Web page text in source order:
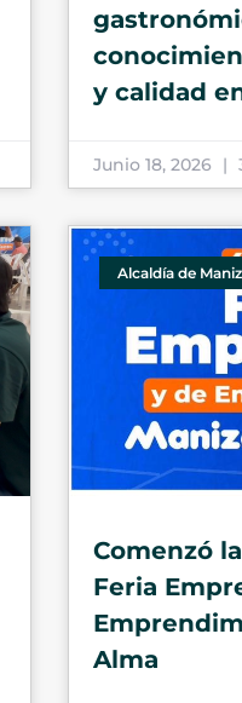
y calidad
Junio 18, 2026
Alcaldía de
Comenzó
Feria
Alma